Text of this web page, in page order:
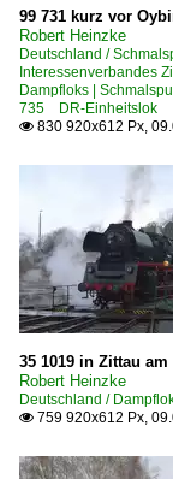
Rbf
BVO
Strecken |
227
248
248
99 731 kurz vor
Robert Heinzke
Deutschland /
Interessenverbandes
Dampfloks |
735 DR-Einheitslok
 830 920x612 Px,
35 1019 in Zittau am
Robert Heinzke
Deutschland /
 759 920x612 Px,